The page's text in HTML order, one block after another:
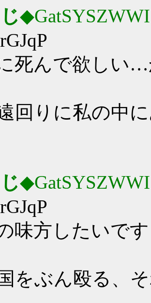
◆GatSYSZWWI
死んで欲しい…
回りに私の中
◆GatSYSZWWI
味方したいで
をぶん殴る、